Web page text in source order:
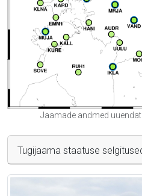
Jaamade andmed
Tugijaama staatuse